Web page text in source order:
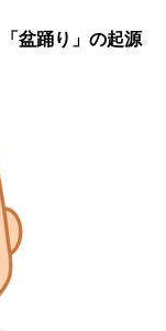
「盆踊り」の起源